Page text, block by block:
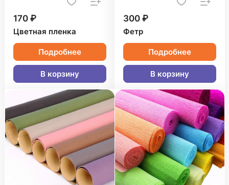
170 ₽
Цветная пленка
Подробнее
В корзину
300 ₽
Фетр
Подробнее
В корзину